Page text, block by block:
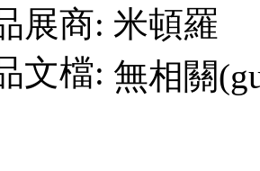
展商: 米頓羅
文檔: 無相關